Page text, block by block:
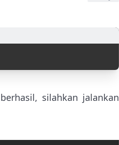
silahkan jalankan